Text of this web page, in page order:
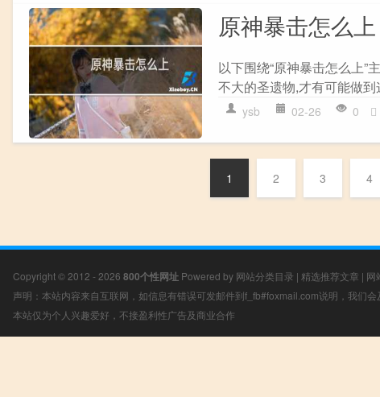
原神暴击怎么上
以下围绕“原神暴击怎么上”
不大的圣遗物,才有可能做
ysb 02-26 0
1 2 3 4
Copyright © 2012 - 2026 800个性网址 Powered by 网站分类目录 | 精选推荐文章 | 网
声明：本站内容来自互联网，如信息有错误可发邮件到f_fb#foxmail.com说明，我们会
本站仅为个人兴趣爱好，不接盈利性广告及商业合作